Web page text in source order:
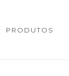
PRODUTOS